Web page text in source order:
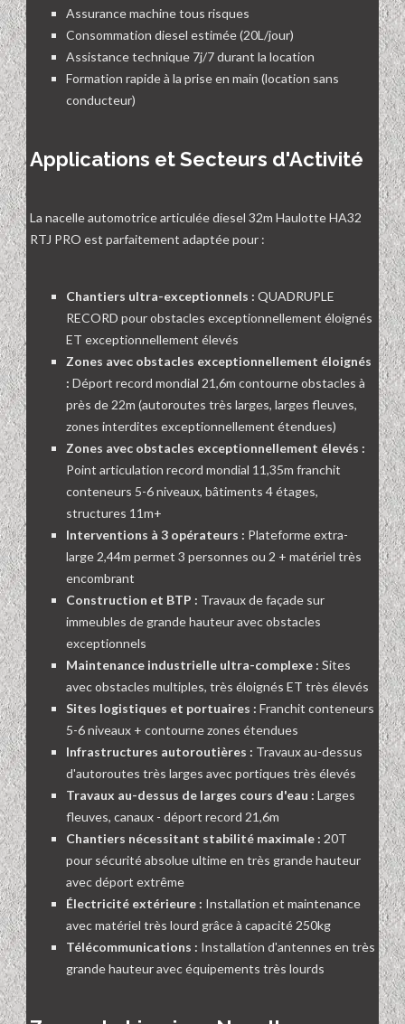
Assurance machine tous risques
Consommation diesel estimée (20L/jour)
Assistance technique 7j/7 durant la location
Formation rapide à la prise en main (location sans
conducteur)
Applications et Secteurs d'Activité
La nacelle automotrice articulée diesel 32m Haulotte HA32
RTJ PRO est parfaitement adaptée pour :
Chantiers ultra-exceptionnels : QUADRUPLE
RECORD pour obstacles exceptionnellement éloignés
ET exceptionnellement élevés
Zones avec obstacles exceptionnellement éloignés
: Déport record mondial 21,6m contourne obstacles à
près de 22m (autoroutes très larges, larges fleuves,
zones interdites exceptionnellement étendues)
Zones avec obstacles exceptionnellement élevés :
Point articulation record mondial 11,35m franchit
conteneurs 5-6 niveaux, bâtiments 4 étages,
structures 11m+
Interventions à 3 opérateurs : Plateforme extra-
large 2,44m permet 3 personnes ou 2 + matériel très
encombrant
Construction et BTP : Travaux de façade sur
immeubles de grande hauteur avec obstacles
exceptionnels
Maintenance industrielle ultra-complexe : Sites
avec obstacles multiples, très éloignés ET très élevés
Sites logistiques et portuaires : Franchit conteneurs
5-6 niveaux + contourne zones étendues
Infrastructures autoroutières : Travaux au-dessus
d'autoroutes très larges avec portiques très élevés
Travaux au-dessus de larges cours d'eau : Larges
fleuves, canaux - déport record 21,6m
Chantiers nécessitant stabilité maximale : 20T
pour sécurité absolue ultime en très grande hauteur
avec déport extrême
Électricité extérieure : Installation et maintenance
avec matériel très lourd grâce à capacité 250kg
Télécommunications : Installation d'antennes en très
grande hauteur avec équipements très lourds